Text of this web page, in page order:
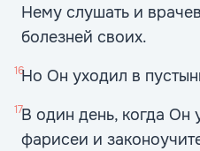
Нему слушать и
болезней своих.
16Но Он уходил в
17В один день, когда Он
фарисеи и